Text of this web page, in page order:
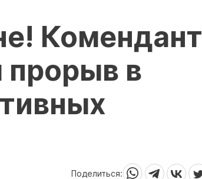
Комендант
прорыв в
Поделиться: